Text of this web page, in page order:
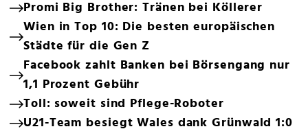
Promi Big Brother: Tränen bei Köllerer
Wien in Top 10: Die besten europäischen
Städte für die Gen Z
Facebook zahlt Banken bei Börsengang nur
1,1 Prozent Gebühr
Toll: soweit sind Pflege-Roboter
U21-Team besiegt Wales dank Grünwald 1:0